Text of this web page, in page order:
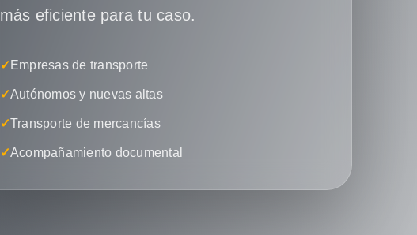
más eficiente para tu caso.
✓ Empresas de transporte
✓Autónomos y nuevas altas
✓Transporte de mercancías
✓Acompañamiento documental